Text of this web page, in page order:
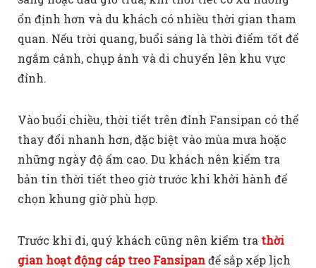
ổn định hơn và du khách có nhiều thời gian tham
quan. Nếu trời quang, buổi sáng là thời điểm tốt để
ngắm cảnh, chụp ảnh và di chuyển lên khu vực
đỉnh.
Vào buổi chiều, thời tiết trên đỉnh Fansipan có thể
thay đổi nhanh hơn, đặc biệt vào mùa mưa hoặc
những ngày độ ẩm cao. Du khách nên kiểm tra
bản tin thời tiết theo giờ trước khi khởi hành để
chọn khung giờ phù hợp.
Trước khi đi, quý khách cũng nên kiểm tra thời
gian hoạt động cáp treo Fansipanđể sắp xếp lịch